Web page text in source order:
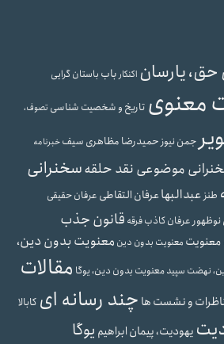
یارسان اکنکارباب باستان گرایی
معنوی تاریخ و شخصیت شناسی تصوف،
جمن نیوزحمیدرضا مظاهری سیفخبرنامه
موضوعی نقد حلقهسخنرانی
طنزعبدالبهاعرفان التقاطی عرفان حقیقی
عرفان کاذبفرقه قانون جذب
معنویت معنویت بدون دین معنویت بدون دین،
نهضت سپیدمعنویت بدون دین، یوگا مقالات
و نشست ها چند رسانه ای کابالا
یهودیت، پیمان ابراهیم یوگا